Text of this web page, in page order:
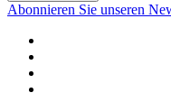
Abonnieren Sie unseren